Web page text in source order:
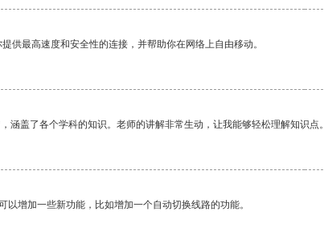
供最高速度和安全性的连接，并帮助你在网络上自由移动。
涵盖了各个学科的知识。老师的讲解非常生动，让我能够轻松理解知识点。
以增加一些新功能，比如增加一个自动切换线路的功能。